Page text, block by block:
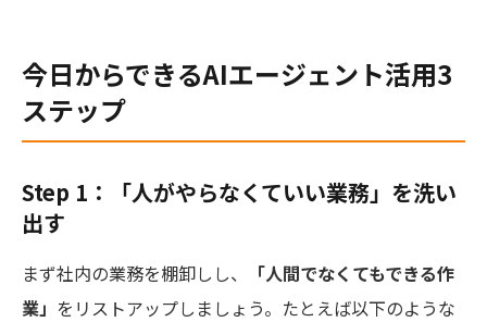
今日からできるAIエージェント活用3
ステップ
Step 1：「人がやらなくていい業務」を洗い
出す
まず社内の業務を棚卸しし、
「人間でなくてもできる作
業」 をリストアップしましょう。たとえば以下のような